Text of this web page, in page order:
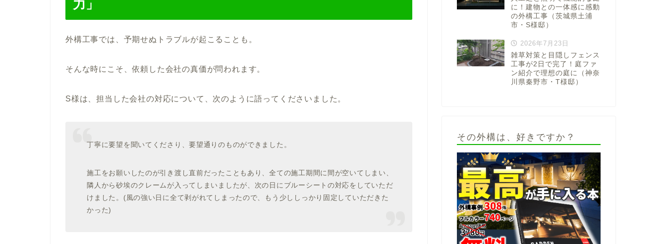
力」
外構工事では、予期せぬトラブルが起こることも。
そんな時にこそ、依頼した会社の真価が問われます。
S様は、担当した会社の対応について、次のように語ってくださいました。
丁寧に要望を聞いてくださり、要望通りのものができました。
施工をお願いしたのが引き渡し直前だったこともあり、全ての施工期間に間が空いてしまい、
隣人から砂埃のクレームが入ってしまいましたが、次の日にブルーシートの対応をしていただ
けました。(風の強い日に全て剥がれてしまったので、もう少ししっかり固定していただきた
かった)
に！建物との一体感に感動
の外構工事（茨城県土浦
市・S様邸）
2026年7月23日
雑草対策と目隠しフェンス
工事が2日で完了！庭ファ
ン紹介で理想の庭に（神奈
川県秦野市・T様邸）
その外構は、好きですか？